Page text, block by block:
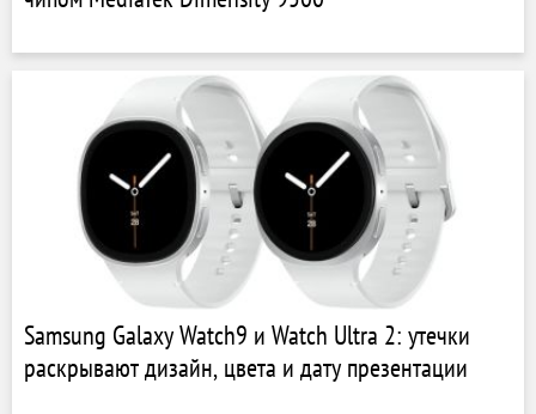
Samsung Galaxy Watch9 и Watch Ultra 2: утечки
раскрывают дизайн, цвета и дату презентации